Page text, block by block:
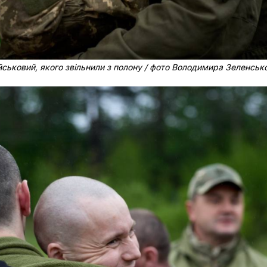
якого звільнили з полону / фото Володимира